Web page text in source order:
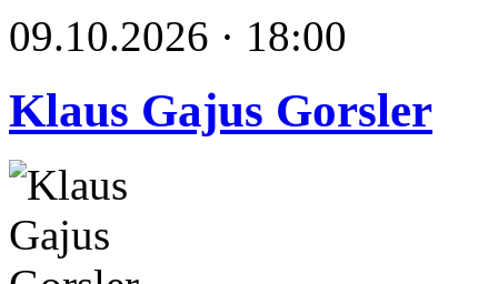
09.10.2026 · 18:00
Klaus Gajus Gorsler